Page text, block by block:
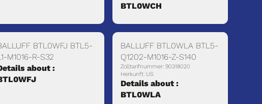
BTL0WCH
BTL0WFJ BTL5-
M1016-R-S32
about :
BALLUFF BTL0WLA BTL5-
Q1202-M1016-Z-S140
Zolltarifnummer: 90318020
Herkunft: US
Details about :
BTL0WLA